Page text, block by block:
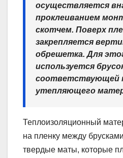
осуществляется
проклеиванием
скотчем. Поверх
закрепляется
обрешетка. Для
используется
соответствующей
утепляющего
Теплоизоляционный
на пленку между
твердые маты, которые